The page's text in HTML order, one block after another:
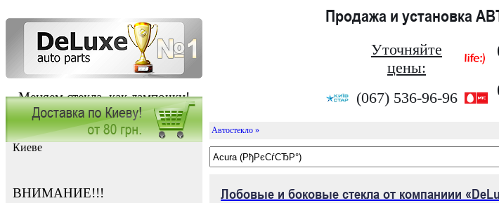
Меняем стекла, как лампочки!
Продажа и установка
Уточняйте
цены:
(067) 536-96-96
Заказать установку автостекла в
Киеве
ВНИМАНИЕ!!!
Автостекло »
Лобовые и боковые стекла от компаниии